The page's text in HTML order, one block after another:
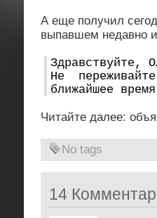
А еще получил
выпавшем недавно
Здравствуйте,
Не
ближайшее
Читайте далее:
No tags
14